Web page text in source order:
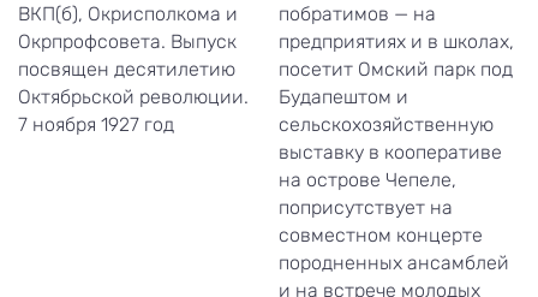
ВКП(б), Окрисполкома и
Окрпрофсовета. Выпуск
посвящен десятилетию
Октябрьской революции.
7 ноября 1927 год
побратимов — на
предприятиях и в школах,
посетит Омский парк под
Будапештом и
сельскохозяйственную
выставку в кооперативе
на острове Чепеле,
поприсутствует на
совместном концерте
породненных ансамблей
и на встрече молодых